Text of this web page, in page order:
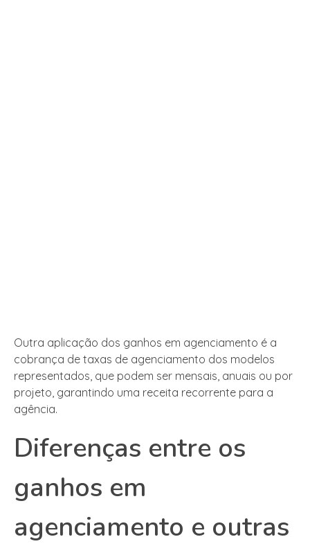
Outra aplicação dos ganhos em agenciamento é a
cobrança de taxas de agenciamento dos modelos
representados, que podem ser mensais, anuais ou por
projeto, garantindo uma receita recorrente para a
agência.
Diferenças entre os
ganhos em
agenciamento e outras